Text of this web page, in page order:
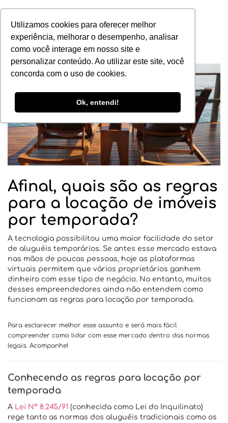
Utilizamos cookies para oferecer melhor
experiência, melhorar o desempenho, analisar
como você interage em nosso site e
personalizar conteúdo. Ao utilizar este site, você
concorda com o uso de cookies.
Ok, entendi!
Afinal, quais são as regras
para a locação de imóveis
por temporada?
A tecnologia possibilitou uma maior facilidade do setor
de aluguéis temporários. Se antes esse mercado estava
nas mãos de poucas pessoas, hoje as plataformas
virtuais permitem que vários proprietários ganhem
dinheiro com esse tipo de negócio. No entanto, muitos
desses empreendedores ainda não entendem como
funcionam as regras para locação por temporada.
Para esclarecer melhor esse assunto e será mais fácil
compreender como lidar com esse mercado dentro das normas
legais. Acompanhe!
Conhecendo as regras para locação por
temporada
A Lei Nº 8.245/91 (conhecida como Lei do Inquilinato)
rege tanto as normas dos aluguéis tradicionais como os